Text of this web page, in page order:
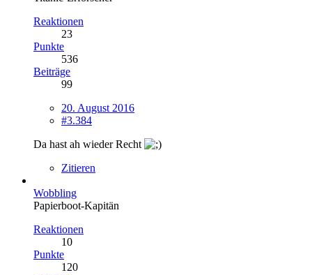
Reaktionen
23
Punkte
536
Beiträge
99
20. August 2016
#3.384
Da hast ah wieder Recht
Zitieren
Wobbling
Papierboot-Kapitän
Reaktionen
10
Punkte
120